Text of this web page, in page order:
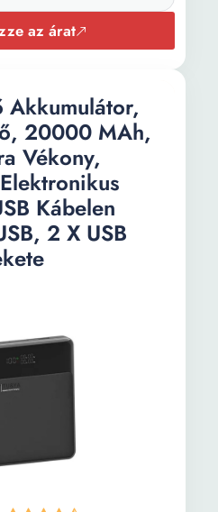
az árat
Akkumulátor,
20000 MAh,
Vékony,
Kábelen
2 X USB